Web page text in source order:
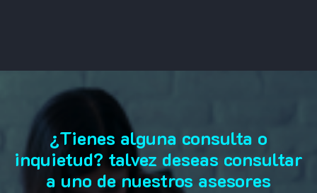
¿Tienes alguna consulta o
inquietud? talvez deseas consultar
a uno de nuestros asesores